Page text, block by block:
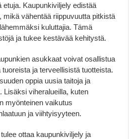
etuja. Kaupunkiviljely edistää
mikä vähentää riippuvuutta pitkistä
kuluttajia. Tämä
ja tukee kestävää kehitystä.
asukkaat voivat osallistua
ja terveellisistä tuotteista.
oppia uusia taitoja ja
viheralueilla, kuten
myönteinen vaikutus
ja viihtyisyyteen.
ottaa kaupunkiviljely ja